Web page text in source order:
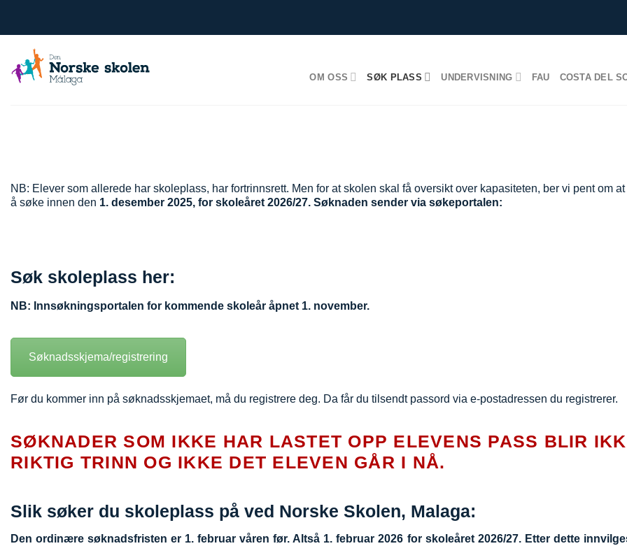
OM OSS SØK PLASS UNDERVISNING FAU COSTA DEL
NB: Elever som allerede har skoleplass, har fortrinnsrett. Men for at skolen skal få oversikt over kapasiteten, ber vi pent om
å søke innen den 1. desember 2025, for skoleåret 2026/27. Søknaden sender via søkeportalen:
Søk skoleplass her:
NB: Innsøkningsportalen for kommende skoleår åpnet 1. november.
Søknadsskjema/registrering
Før du kommer inn på søknadsskjemaet, må du registrere deg. Da får du tilsendt passord via e-postadressen du registrerer.
SØKNADER SOM IKKE HAR LASTET OPP ELEVENS PASS BLIR
RIKTIG TRINN OG IKKE DET ELEVEN GÅR I NÅ.
Slik søker du skoleplass på ved Norske Skolen, Malaga:
Den ordinære søknadsfristen er 1. februar våren før.Altså 1. februar 2026 for skoleåret 2026/27. Etter dette